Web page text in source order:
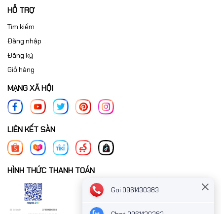
HỖ TRỢ
Tìm kiếm
Đăng nhập
Đăng ký
Giỏ hàng
MẠNG XÃ HỘI
LIÊN KẾT SÀN
HÌNH THỨC THANH TOÁN
Gọi 0961430383